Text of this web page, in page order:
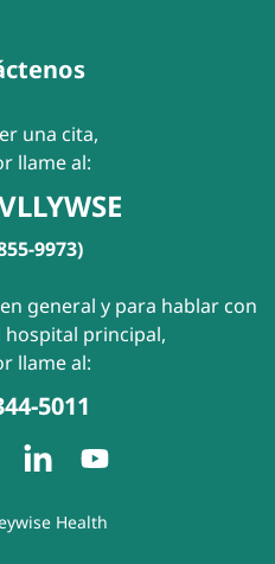
una cita,
llame al:
9973)
general y para hablar con
principal,
llame al:
5011
Health